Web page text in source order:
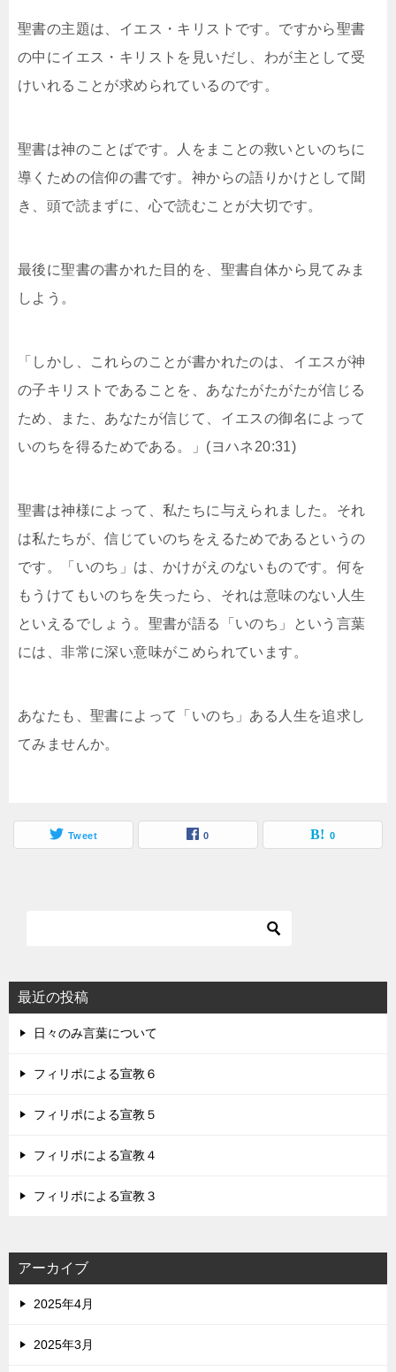
聖書の主題は、イエス・キリストです。ですから聖書
の中にイエス・キリストを見いだし、わが主として受
けいれることが求められているのです。
聖書は神のことばです。人をまことの救いといのちに
導くための信仰の書です。神からの語りかけとして聞
き、頭で読まずに、心で読むことが大切です。
最後に聖書の書かれた目的を、聖書自体から見てみま
しよう。
「しかし、これらのことが書かれたのは、イエスが神
の子キリストであることを、あなたがたがたが信じる
ため、また、あなたが信じて、イエスの御名によって
いのちを得るためである。」(ヨハネ20:31)
聖書は神様によって、私たちに与えられました。それ
は私たちが、信じていのちをえるためであるというの
です。「いのち」は、かけがえのないものです。何を
もうけてもいのちを失ったら、それは意味のない人生
といえるでしょう。聖書が語る「いのち」という言葉
には、非常に深い意味がこめられています。
あなたも、聖書によって「いのち」ある人生を追求し
てみませんか。
Tweet 0 0
最近の投稿
日々のみ言葉について
フィリポによる宣教６
フィリポによる宣教５
フィリポによる宣教４
フィリポによる宣教３
アーカイブ
2025年4月
2025年3月